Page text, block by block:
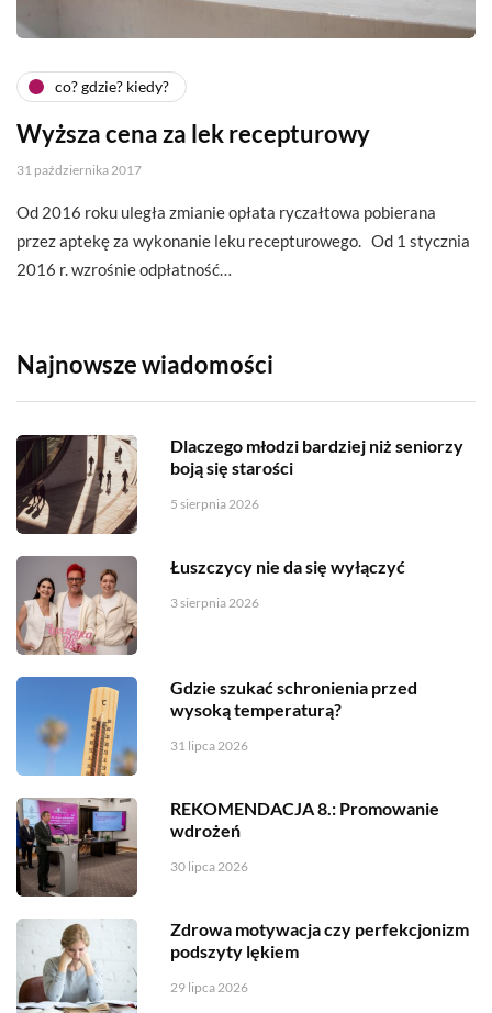
co? gdzie? kiedy?
Wyższa cena za lek recepturowy
31 października 2017
Od 2016 roku uległa zmianie opłata ryczałtowa pobierana
przez aptekę za wykonanie leku recepturowego. Od 1 stycznia
2016 r. wzrośnie odpłatność…
Najnowsze wiadomości
Dlaczego młodzi bardziej niż seniorzy
boją się starości
5 sierpnia 2026
Łuszczycy nie da się wyłączyć
3 sierpnia 2026
Gdzie szukać schronienia przed
wysoką temperaturą?
31 lipca 2026
REKOMENDACJA 8.: Promowanie
wdrożeń
30 lipca 2026
Zdrowa motywacja czy perfekcjonizm
podszyty lękiem
29 lipca 2026